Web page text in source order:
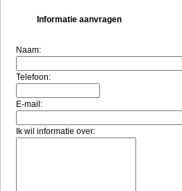
Informatie aanvragen
Naam:
Telefoon:
E-mail:
Ik wil informatie over: